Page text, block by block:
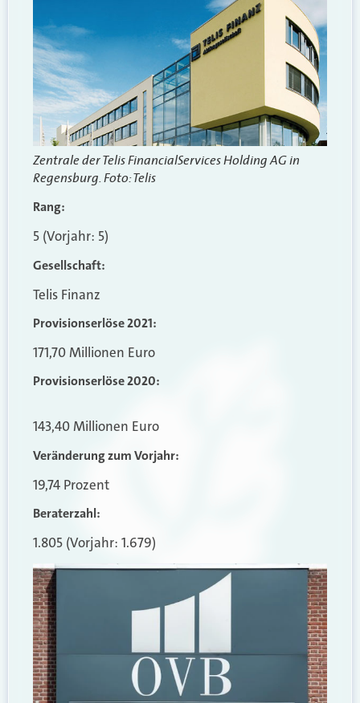
Zentrale der Telis FinancialServices Holding AG in
Regensburg. Foto: Telis
Rang:
5 (Vorjahr: 5)
Gesellschaft:
Telis Finanz
Provisionserlöse 2021:
171,70 Millionen Euro
Provisionserlöse 2020:
143,40 Millionen Euro
Veränderung zum Vorjahr:
19,74 Prozent
Beraterzahl:
1.805 (Vorjahr: 1.679)